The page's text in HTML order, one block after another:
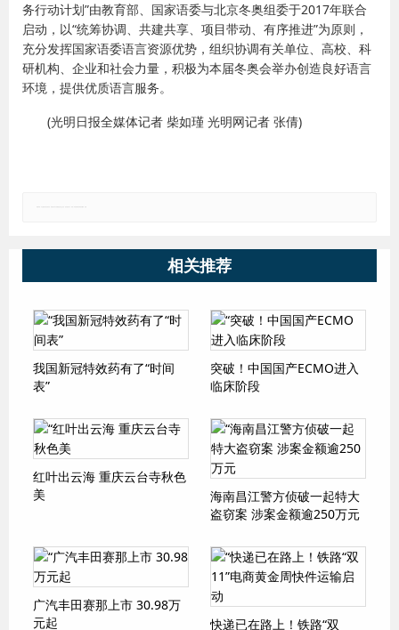
务行动计划”由教育部、国家语委与北京冬奥组委于2017年联合
启动，以“统筹协调、共建共享、项目带动、有序推进”为原则，
充分发挥国家语委语言资源优势，组织协调有关单位、高校、科
研机构、企业和社会力量，积极为本届冬奥会举办创造良好语言
环境，提供优质语言服务。
(光明日报全媒体记者 柴如瑾 光明网记者 张倩)
相关推荐
我国新冠特效药有了“时间
表”
突破！中国国产ECMO进入
临床阶段
红叶出云海 重庆云台寺秋色
美
海南昌江警方侦破一起特大
盗窃案 涉案金额逾250万元
广汽丰田赛那上市 30.98万
元起
快递已在路上！铁路“双